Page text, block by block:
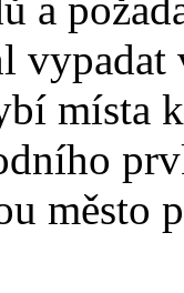
a
místa
město